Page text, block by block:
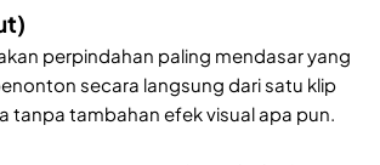
perpindahan paling mendasar yang
secara langsung dari satu klip
tanpa tambahan efek visual apa pun.